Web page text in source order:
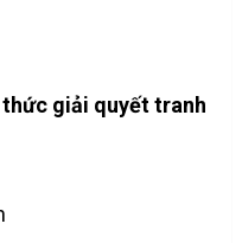
giải quyết tranh